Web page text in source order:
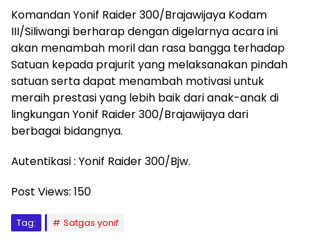
Komandan Yonif Raider 300/Brajawijaya Kodam
III/Siliwangi berharap dengan digelarnya acara ini
akan menambah moril dan rasa bangga terhadap
Satuan kepada prajurit yang melaksanakan pindah
satuan serta dapat menambah motivasi untuk
meraih prestasi yang lebih baik dari anak-anak di
lingkungan Yonif Raider 300/Brajawijaya dari
berbagai bidangnya.
Autentikasi : Yonif Raider 300/Bjw.
Post Views: 150
Tag: Satgas yonif